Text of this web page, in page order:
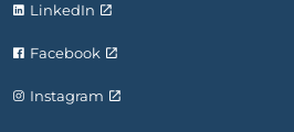
LinkedIn
Facebook
Instagram